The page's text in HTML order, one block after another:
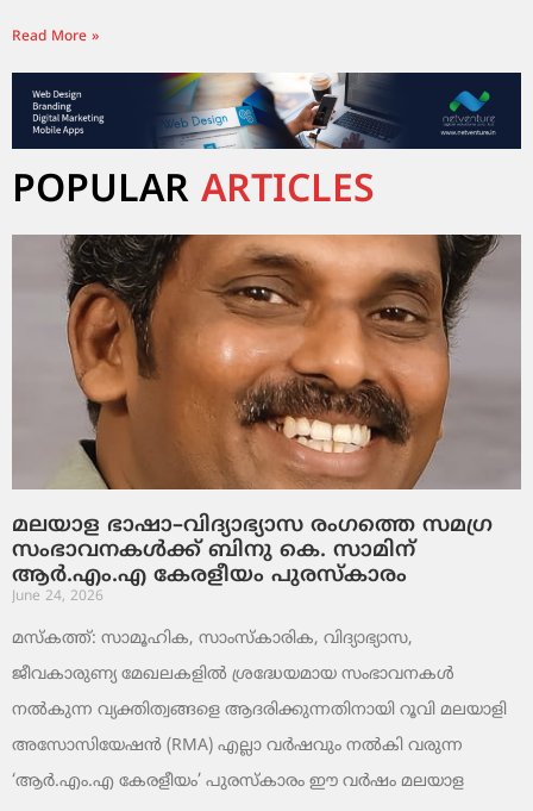
Read More »
POPULAR ARTICLES
മലയാള ഭാഷാ–വിദ്യാഭ്യാസ രംഗത്തെ സമഗ്ര
സംഭാവനകൾക്ക് ബിനു കെ. സാമിന്
ആർ.എം.എ കേരളീയം പുരസ്‌കാരം
June 24, 2026
മസ്കത്ത്: സാമൂഹിക, സാംസ്‌കാരിക, വിദ്യാഭ്യാസ,
ജീവകാരുണ്യ മേഖലകളിൽ ശ്രദ്ധേയമായ സംഭാവനകൾ
നൽകുന്ന വ്യക്തിത്വങ്ങളെ ആദരിക്കുന്നതിനായി റൂവി മലയാളി
അസോസിയേഷൻ (RMA) എല്ലാ വർഷവും നൽകി വരുന്ന
‘ആർ.എം.എ കേരളീയം’ പുരസ്‌കാരം ഈ വർഷം മലയാള